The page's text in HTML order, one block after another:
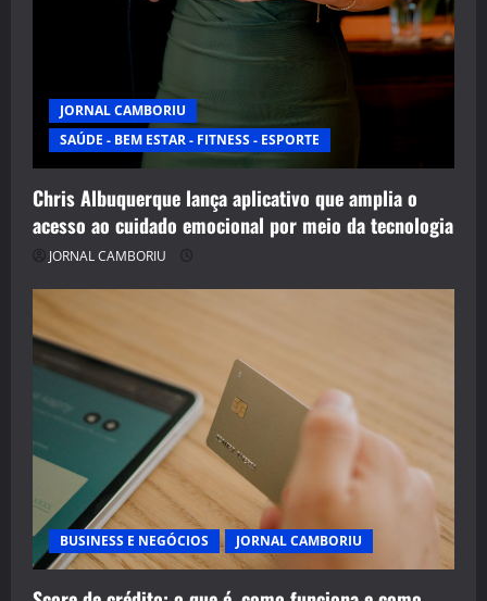
JORNAL CAMBORIU
SAÚDE - BEM ESTAR - FITNESS - ESPORTE
Chris Albuquerque lança aplicativo que amplia o
acesso ao cuidado emocional por meio da tecnologia
JORNAL CAMBORIU
BUSINESS E NEGÓCIOS JORNAL CAMBORIU